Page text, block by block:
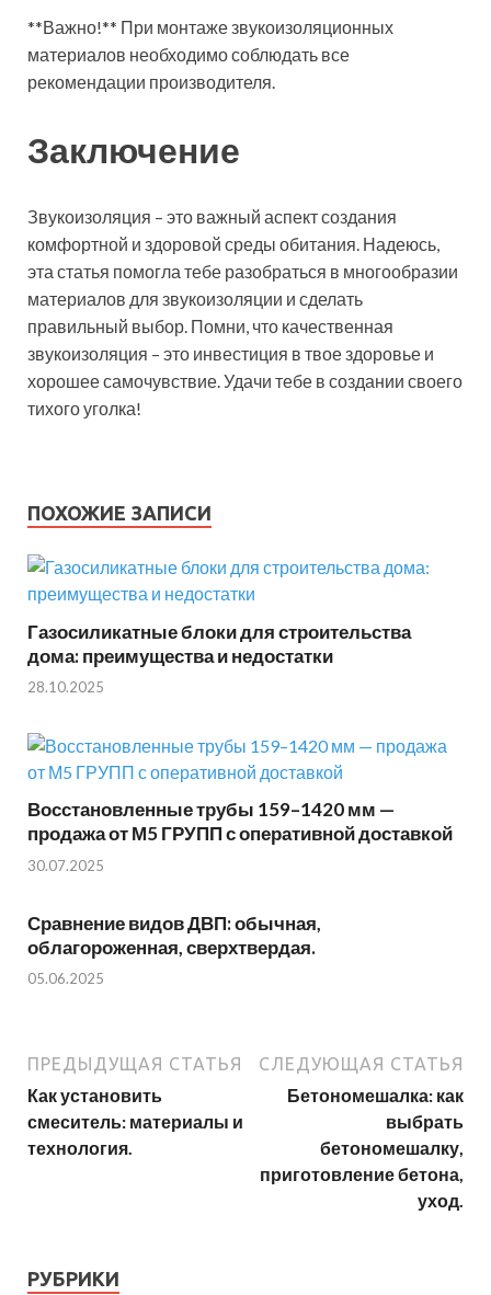
**Важно!** При монтаже звукоизоляционных
материалов необходимо соблюдать все
рекомендации производителя.
Заключение
Звукоизоляция – это важный аспект создания
комфортной и здоровой среды обитания. Надеюсь,
эта статья помогла тебе разобраться в многообразии
материалов для звукоизоляции и сделать
правильный выбор. Помни, что качественная
звукоизоляция – это инвестиция в твое здоровье и
хорошее самочувствие. Удачи тебе в создании своего
тихого уголка!
ПОХОЖИЕ ЗАПИСИ
Газосиликатные блоки для строительства
дома: преимущества и недостатки
28.10.2025
Восстановленные трубы 159–1420 мм —
продажа от М5 ГРУПП с оперативной доставкой
30.07.2025
Сравнение видов ДВП: обычная,
облагороженная, сверхтвердая.
05.06.2025
ПРЕДЫДУЩАЯ СТАТЬЯ
Как установить
смеситель: материалы и
технология.
СЛЕДУЮЩАЯ СТАТЬЯ
Бетономешалка: как
выбрать
бетономешалку,
приготовление бетона,
уход.
РУБРИКИ